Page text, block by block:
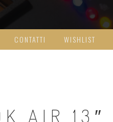
CONTATTI WISHLIST
AIR 13″